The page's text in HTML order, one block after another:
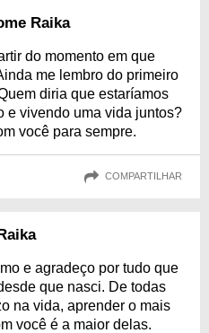
Raika
do momento em que
me lembro do primeiro
diria que estaríamos
e vivendo uma vida juntos?
você para sempre.
COMPARTILHAR
e agradeço por tudo que
que nasci. De todas
na vida, aprender o mais
você é a maior delas.